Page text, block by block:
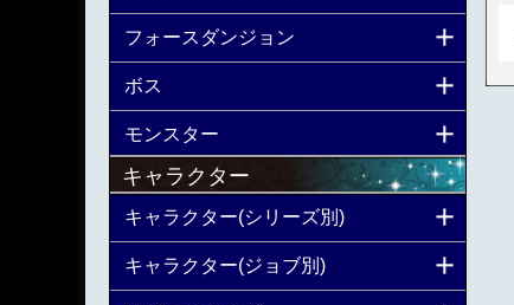
フォースダンジョン
ボス
モンスター
キャラクター
キャラクター(シリーズ別)
キャラクター(ジョブ別)